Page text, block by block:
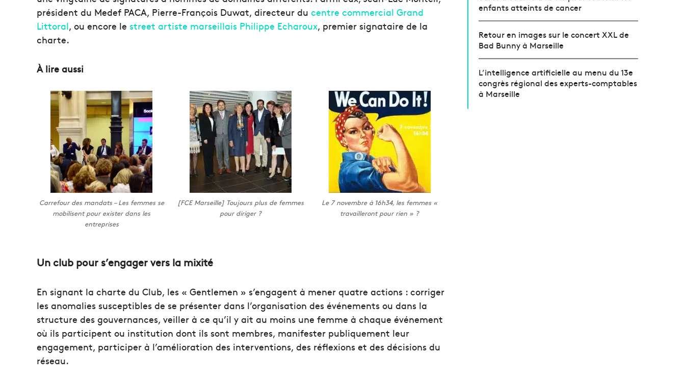
président du Medef PACA, Pierre-François Duwat, directeur du centre commercial Grand
Littoral, ou encore le street artiste marseillais Philippe Echaroux, premier signataire de la
charte.
À lire aussi
Carrefour des mandats – Les femmes se
mobilisent pour exister dans les
entreprises
[FCE Marseille] Toujours plus de femmes
pour diriger ?
Le 7 novembre à 16h34, les femmes «
travailleront pour rien » ?
Un club pour s’engager vers la mixité
En signant la charte du Club, les « Gentlemen » s’engagent à mener quatre actions : corriger
les anomalies susceptibles de se présenter dans l’organisation des événements ou dans la
structure des gouvernances, veiller à ce qu’il y ait au moins une femme à chaque événement
où ils participent ou institution dont ils sont membres, manifester publiquement leur
engagement, participer à l’amélioration des interventions, des réflexions et des décisions du
réseau.
enfants atteints de cancer
Retour en images sur le concert XXL de
Bad Bunny à Marseille
L’intelligence artificielle au menu du 13e
congrès régional des experts-comptables
à Marseille